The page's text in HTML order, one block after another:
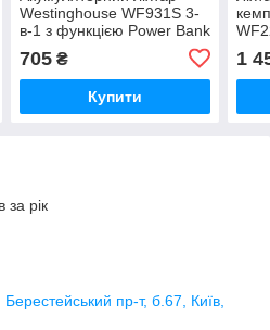
Westinghouse WF931S 3-
в-1 з функцією Power Bank
705₴
Купити
1
за рік
пр-т, б.67, Київ,